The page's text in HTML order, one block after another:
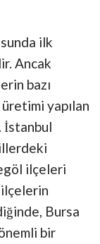
ilk
Ancak
bazı
yapılan
İstanbul
ilçeleri
Bursa
bir